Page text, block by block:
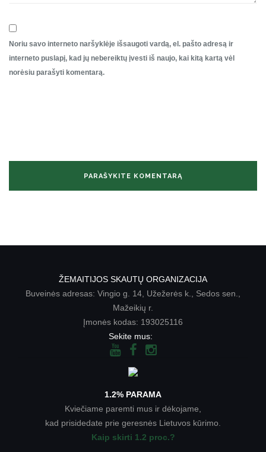
Noriu savo interneto naršyklėje išsaugoti vardą, el. pašto adresą ir
interneto puslapį, kad jų nebereiktų įvesti iš naujo, kai kitą kartą vėl
norėsiu parašyti komentarą.
ŽEMAITIJOS SKAUTŲ ORGANIZACIJA
Buveinės adresas: Vingio g. 14, Užežerės k., Sedos sen.,
Mažeikių r.
Įmonės kodas: 193025116
Sekite mus:
1.2% PARAMA
Kviečiame paremti mus ir dėkojame,
kad prisidedate prie geresnės Lietuvos kūrimo.
Kaip skirti 1.2 proc.?